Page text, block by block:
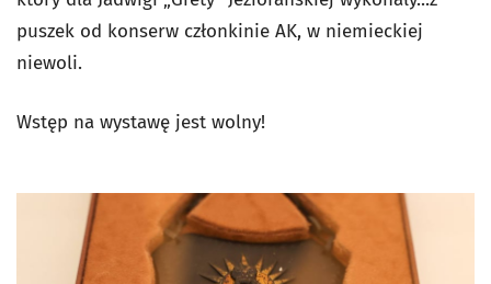
puszek od konserw członkinie AK, w niemieckiej
niewoli.
Wstęp na wystawę jest wolny!